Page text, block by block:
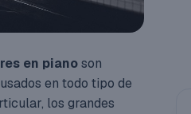
en pianoson
en todo tipo de
los grandes